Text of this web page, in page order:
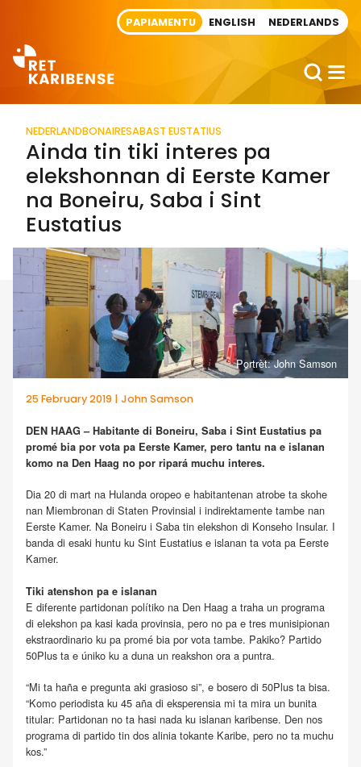
PAPIAMENTU ENGLISH NEDERLANDS
NEDERLANDBONAIRESABAST EUSTATIUS
Ainda tin tiki interes pa
elekshonnan di Eerste Kamer
na Boneiru, Saba i Sint
Eustatius
Portrèt: John Samson
25 February 2019 | John Samson
DEN HAAG – Habitante di Boneiru, Saba i Sint Eustatius pa
promé bia por vota pa Eerste Kamer, pero tantu na e islanan
komo na Den Haag no por ripará muchu interes.
Dia 20 di mart na Hulanda oropeo e habitantenan atrobe ta skohe
nan Miembronan di Staten Provinsial i indirektamente tambe nan
Eerste Kamer. Na Boneiru i Saba tin elekshon di Konseho Insular. I
banda di esaki huntu ku Sint Eustatius e islanan ta vota pa Eerste
Kamer.
Tiki atenshon pa e islanan
E diferente partidonan polítiko na Den Haag a traha un programa
di elekshon pa kasi kada provinsia, pero no pa e tres munisipionan
ekstraordinario ku pa promé bia por vota tambe. Pakiko? Partido
50Plus ta e úniko ku a duna un reakshon ora a puntra.
“Mi ta haña e pregunta aki grasioso si”, e bosero di 50Plus ta bisa.
“Komo periodista ku 45 aña di eksperensia mi ta mira un bunita
titular: Partidonan no ta hasi nada ku islanan karibense. Den nos
programa di partido tin dos alinia tokante Karibe, pero no ta muchu
kos.”